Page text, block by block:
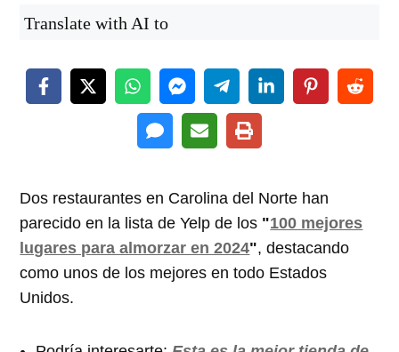
Translate with AI to
Dos restaurantes en Carolina del Norte han
parecido en la lista de Yelp de los "100 mejores
lugares para almorzar en 2024", destacando
como unos de los mejores en todo Estados
Unidos.